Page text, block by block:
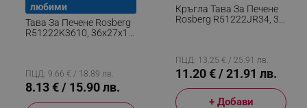
любими
Тава За Печене Rosberg
R51222K3610, 36x27x10
ПЦД: 9.66 € / 18.89 лв.
8.13 € / 15.90 лв.
Кръгла Тава За Печене
Rosberg R51222JR34, 34
ПЦД: 13.25 € / 25.91 лв.
11.20 € / 21.91 лв.
+ Добави